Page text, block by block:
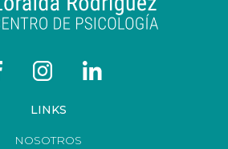
LINKS
NOSOTROS